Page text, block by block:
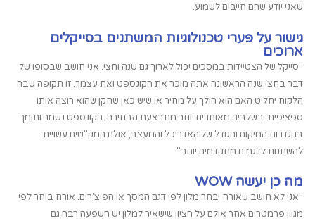
שאני יודע שהם חייבים לשמוע.
גישור על פערי טכנולוגיות המשתנים בסייקלים
ארוכים
"סייקל של הצטיידות במסכים יכול לארוך גם שנה וחצי. אני חושב שבסופו של
דבר בחצי שנה הראשונה אתה מוכר את הקונספט ואת עצמך. זו תקופה שבה
הלקוח יחליט האם הוא הולך על מחיר או שיש כאן שחקן שהוא רוצה אותו
ספציפית. בשלבים מאוחרים יותר מתבצעת הבחירה. הקונספט נשמר ותומך
בהגדרות המיקום והגודל של האדריכל והמעצב, אולם המק"טים עשויים
להשתנות לדגמים מתקדמים יותר."
מה כן יעשה WOW
"אני לא חושב שאורח יבחר מלון לפי דגם המסך או הפיצ'רים. אורח בוחר לפי
מגוון פרמטרים אחר אולם על הציון שישאיר למלון יש השפעה רבה גם